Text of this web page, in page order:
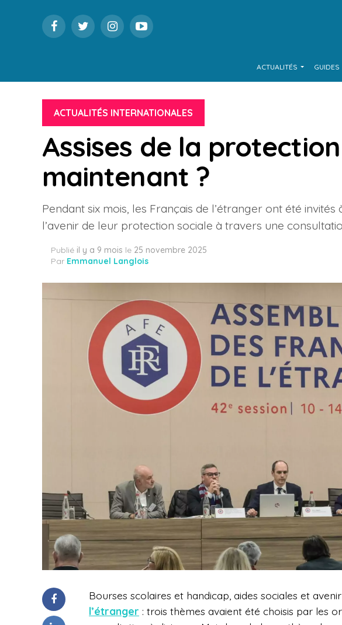
ACTUALITÉS GUIDES
ACTUALITÉS INTERNATIONALES
Assises de la
maintenant ?
Pendant six mois, les Français de l’étranger ont été
l’avenir de leur protection sociale à travers une
Publié il y a 9 mois le 25 novembre 2025
Par Emmanuel Langlois
Bourses scolaires et handicap, aides sociales et
l’étranger : trois thèmes avaient été choisis par les